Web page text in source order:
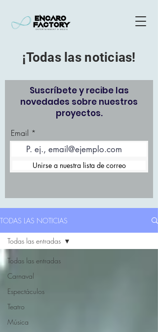
¡Todas las noticias!
Suscríbete y recibe las
novedades sobre nuestros
proyectos.
Email
Unirse a nuestra lista de correo
TODAS LAS NOTICIAS
Todas las entradas
Carnaval
Espectáculos
Teatro
Música
Todas las entradas